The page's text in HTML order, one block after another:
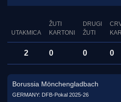
UTAKMICA
ŽUTI
KARTONI
DRUGI
ŽUTI
2 0 0 0
Borussia Mönchengladbach
GERMANY: DFB-Pokal 2025-26